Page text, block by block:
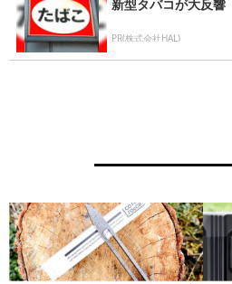
新型タバコが大反響
PR(株式会社HAL)